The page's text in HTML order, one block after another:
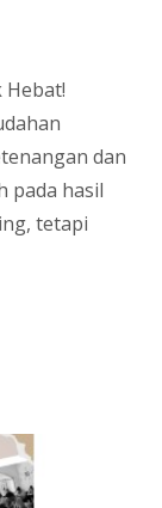
Hebat!
dan
pada hasil
tetapi